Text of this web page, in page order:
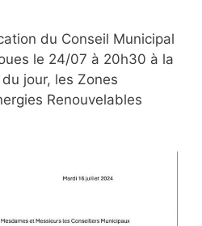
du Conseil Municipal
le 24/07 à 20h30 à la
jour, les Zones
Renouvelables